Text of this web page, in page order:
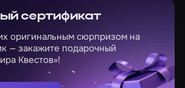
сертификат
оригинальным сюрпризом на
— закажите подарочный
Квестов»!